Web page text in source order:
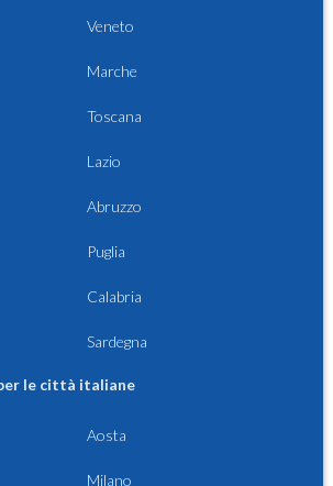
Veneto
Marche
Toscana
Lazio
Abruzzo
Puglia
Calabria
Sardegna
le città italiane
Aosta
Milano